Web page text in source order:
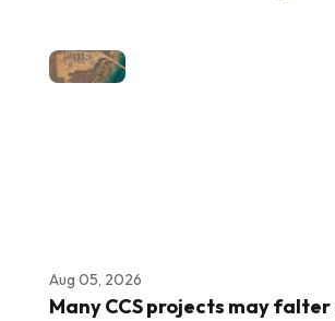
Aug 05, 2026
Many CCS projects may